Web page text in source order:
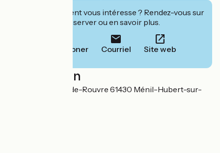
Cet établissement vous intéresse ? Rendez-vous sur
leur site pour réserver ou en savoir plus.
Téléphoner Courriel Site web
Localisation
8 chemin du Cul-de-Rouvre 61430 Ménil-Hubert-sur-